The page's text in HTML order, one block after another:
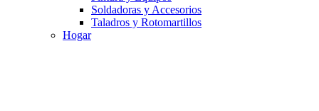
Soldadoras y Accesorios
Taladros y Rotomartillos
Hogar